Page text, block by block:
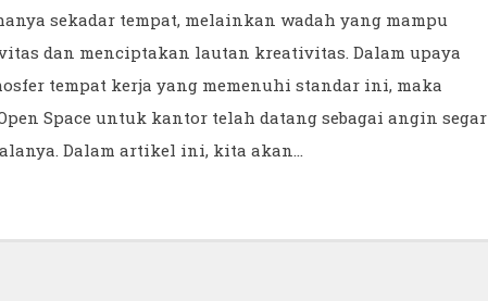
sekadar tempat, melainkan wadah yang mampu
dan menciptakan lautan kreativitas. Dalam upaya
tempat kerja yang memenuhi standar ini, maka
Space untuk kantor telah datang sebagai angin segar
Dalam artikel ini, kita akan…